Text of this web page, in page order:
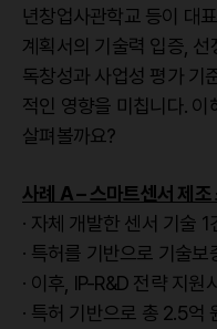
년창업사관학교 등이 대
계획서의 기술력 입증, 선
독창성과 사업성 평가 기
적인 영향을 미칩니다.
살펴볼까요?
사례 A – 스마트센서 제조
· 자체 개발한 센서 기술
· 특허를 기반으로 기술
· 이후, IP-R&D 전략 지
· 특허 기반으로 총 2.5억